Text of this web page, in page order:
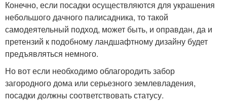
Конечно, если посадки осуществляются для украшения
небольшого дачного палисадника, то такой
самодеятельный подход, может быть, и оправдан, да и
претензий к подобному ландшафтному дизайну будет
предъявляться немного.
Но вот если необходимо облагородить забор
загородного дома или серьезного землевладения,
посадки должны соответствовать статусу.